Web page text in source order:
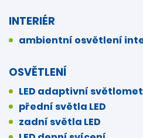
INTERIÉR
ambientní osvětlení
OSVĚTLENÍ
LED adaptivní
přední světla LED
zadní světla LED